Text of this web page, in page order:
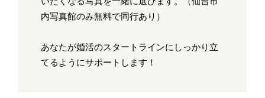
内写真館のみ無料で同行あり）
あなたが婚活のスタートラインにしっかり立
てるようにサポートします！